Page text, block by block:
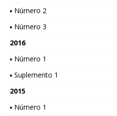
▪ Número 2
▪ Número 3
2016
▪ Número 1
▪ Suplemento 1
2015
▪ Número 1